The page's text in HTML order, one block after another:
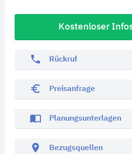
Kostenloser
phone Rückruf
euro_symbol Preisanfrage
import_contacts Planungsunterlagen
location_on Bezugsquellen